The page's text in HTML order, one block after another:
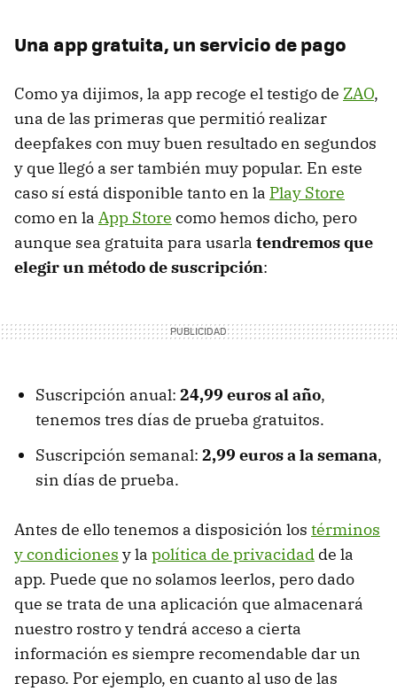
Una app gratuita, un servicio de pago
Como ya dijimos, la app recoge el testigo de ZAO,
una de las primeras que permitió realizar
deepfakes con muy buen resultado en segundos
y que llegó a ser también muy popular. En este
caso sí está disponible tanto en la Play Store
como en la App Store como hemos dicho, pero
aunque sea gratuita para usarla tendremos que
elegir un método de suscripción:
Suscripción anual: 24,99 euros al año,
tenemos tres días de prueba gratuitos.
Suscripción semanal: 2,99 euros a la semana,
sin días de prueba.
Antes de ello tenemos a disposición los términos
y condiciones y la política de privacidad de la
app. Puede que no solamos leerlos, pero dado
que se trata de una aplicación que almacenará
nuestro rostro y tendrá acceso a cierta
información es siempre recomendable dar un
repaso. Por ejemplo, en cuanto al uso de las